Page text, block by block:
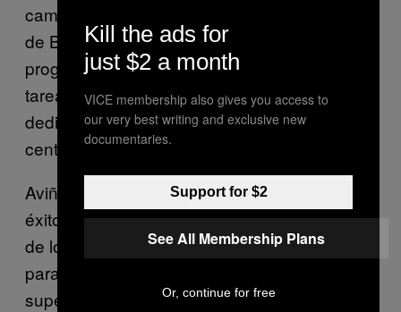
cambiará ligeramente, pues el Ayuntamiento
de Barcelona ha puesto en marcha un
programa complementario para reforzar las
tareas de acogida de las instituciones
dedicadas a ello. Pero seguirán siendo el
centro de referencia.
Aviñoa concluye contando que los casos de
éxitos son aquellos en los que los usuarios
de los servicios de Exil devienen referentes
para los recién llegados una vez que han
superado su trauma. La situación material y
Kill the ads for
just $2 a month
VICE membership also gives you access to
our very best writing and exclusive new
documentaries.
Support for $2
See All Membership Plans
Or, continue for free